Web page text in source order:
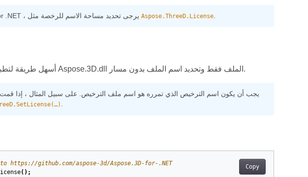
Aspose.ThreeD.License.
أسهل طريقة لتطبيق الترخيص هي وضع ملف الترخيص في نفس المجلد مثل Aspose.3D.dll الملف فقط وتحديد اسم الملف بدون مسار.
Copy
github.com/aspose-3d/Aspose.3D-for-.NET
();